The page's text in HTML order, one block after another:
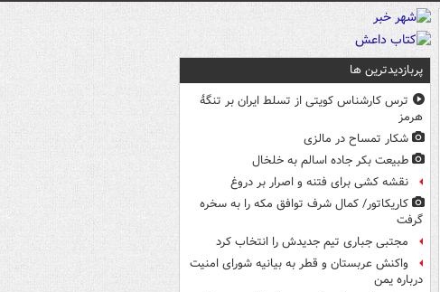
پربازدیدترین ها
ترس کارشناس کویتی از تسلط ایران بر تنگۀ
هرمز
شکار تمساح در مالزی
طبیعت بکر جاده اسالم به خلخال
نقشه کشی برای فتنه و اصرار بر دروغ
کاریکاتور/ کمال شرف توافق مکه را به سخره
گرفت
مجتبی جباری تیم جدیدش را انتخاب کرد
واکنش عربستان و قطر به بیانیه شورای امنیت
درباره یمن